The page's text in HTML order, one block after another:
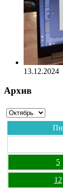
13.12.2024
Архив
Пн
5
12